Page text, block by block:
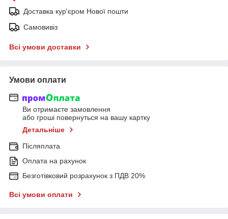
Доставка кур'єром Нової пошти
Самовивіз
Всі умови доставки
Умови оплати
Ви отримаєте замовлення
або гроші повернуться на вашу картку
Детальніше
Післяплата
Оплата на рахунок
Безготівковий розрахунок з ПДВ 20%
Всі умови оплати